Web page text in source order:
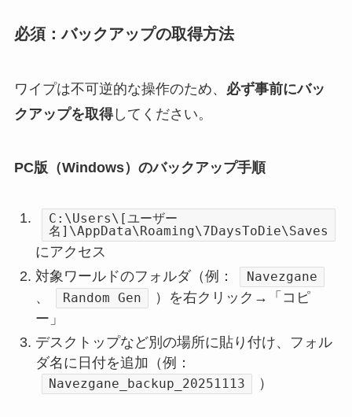
必須：バックアップの取得方法
ワイプは不可逆的な操作のため、 必ず事前にバッ
クアップを取得してください。
PC版（Windows）のバックアップ手順
C:\Users\[ユーザー
名]\AppData\Roaming\7DaysToDie\Saves
にアクセス
対象ワールドのフォルダ（例：
Navezgane
、 Random Gen
）を右クリック→「コピ
ー」
デスクトップなど別の場所に貼り付け、フォル
ダ名に日付を追加（例：
Navezgane_backup_20251113 ）